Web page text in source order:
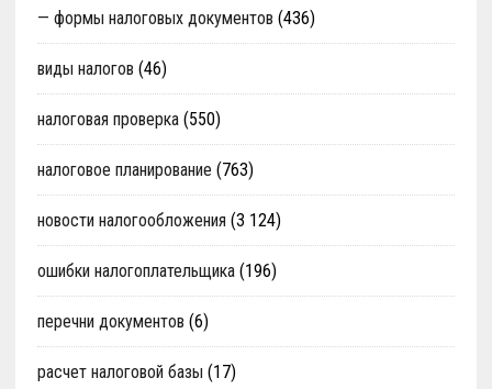
— формы налоговых документов (436)
виды налогов (46)
налоговая проверка(550)
налоговое планирование (763)
новости налогообложения (3 124)
ошибки налогоплательщика(196)
перечни документов (6)
расчет налоговой базы (17)